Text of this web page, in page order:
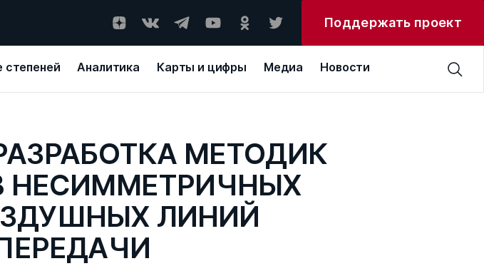
Поддержать проект
Аналитика Карты и цифры Медиа Новости
МЕТОДИК
НЕСИММЕТРИЧНЫХ
ЛИНИЙ